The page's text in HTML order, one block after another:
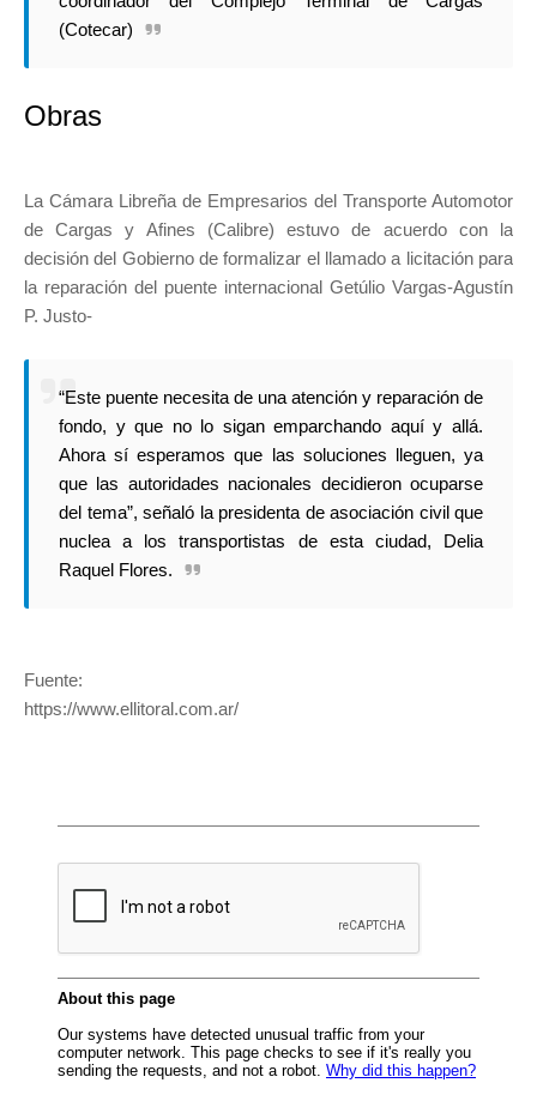
(Cotecar)
Obras
La Cámara Libreña de Empresarios del Transporte Automotor
de Cargas y Afines (Calibre) estuvo de acuerdo con la
decisión del Gobierno de formalizar el llamado a licitación para
la reparación del puente internacional Getúlio Vargas-Agustín
P. Justo-
“Este puente necesita de una atención y reparación de
fondo, y que no lo sigan emparchando aquí y allá.
Ahora sí esperamos que las soluciones lleguen, ya
que las autoridades nacionales decidieron ocuparse
del tema”, señaló la presidenta de asociación civil que
nuclea a los transportistas de esta ciudad, Delia
Raquel Flores.
Fuente:
https://www.ellitoral.com.ar/